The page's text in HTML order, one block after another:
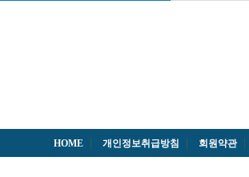
HOME 개인정보취급방침 회원약관